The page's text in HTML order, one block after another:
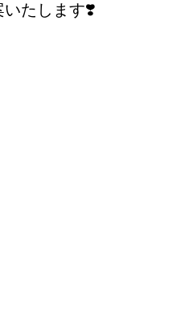
いたします❣️